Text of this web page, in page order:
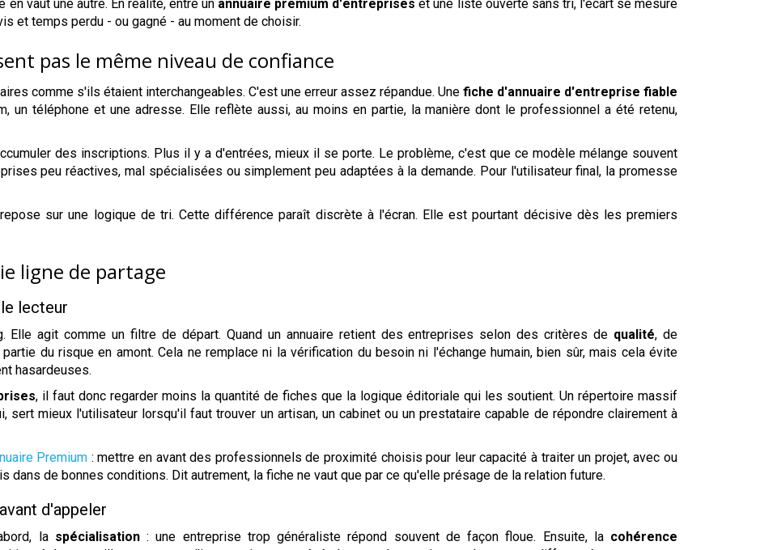
vaut une autre. En réalité, entre un annuaire premium d'entreprises et une liste ouverte sans tri, l'écart se mesure
et temps perdu - ou gagné - au moment de choisir.
pas le même niveau de confiance
comme s'ils étaient interchangeables. C'est une erreur assez répandue. Une fiche d'annuaire d'entreprise fiable
un téléphone et une adresse. Elle reflète aussi, au moins en partie, la manière dont le professionnel a été retenu,
des inscriptions. Plus il y a d'entrées, mieux il se porte. Le problème, c'est que ce modèle mélange souvent
peu réactives, mal spécialisées ou simplement peu adaptées à la demande. Pour l'utilisateur final, la promesse
repose sur une logique de tri. Cette différence paraît discrète à l'écran. Elle est pourtant décisive dès les premiers
ligne de partage
lecteur
Elle agit comme un filtre de départ. Quand un annuaire retient des entreprises selon des critères de qualité, de
du risque en amont. Cela ne remplace ni la vérification du besoin ni l'échange humain, bien sûr, mais cela évite
hasardeuses.
, il faut donc regarder moins la quantité de fiches que la logique éditoriale qui les soutient. Un répertoire massif
sert mieux l'utilisateur lorsqu'il faut trouver un artisan, un cabinet ou un prestataire capable de répondre clairement à
Premium : mettre en avant des professionnels de proximité choisis pour leur capacité à traiter un projet, avec ou
dans de bonnes conditions. Dit autrement, la fiche ne vaut que par ce qu'elle présage de la relation future.
d'appeler
la spécialisation: une entreprise trop généraliste répond souvent de façon floue. Ensuite, la cohérence